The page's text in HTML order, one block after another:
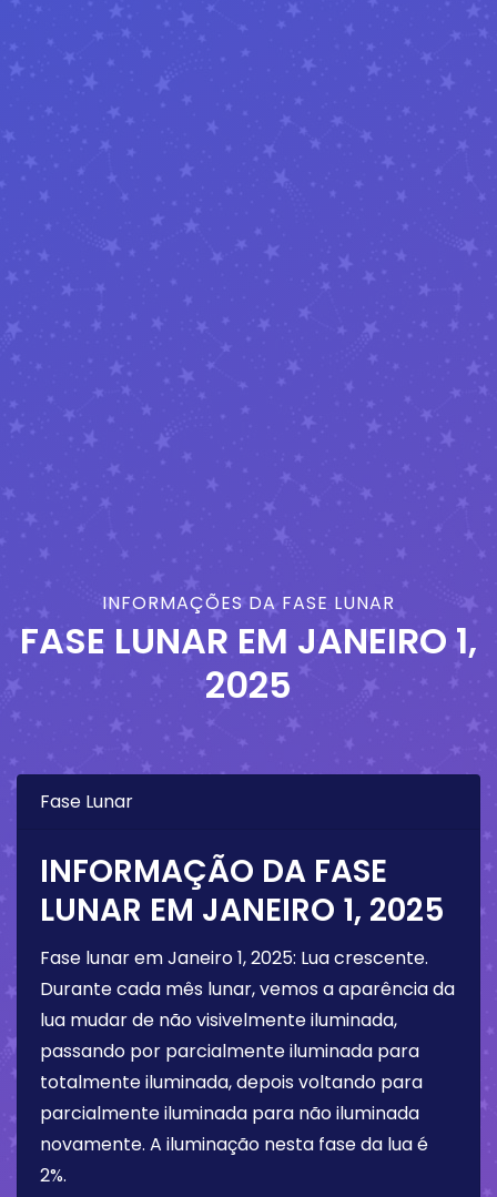
INFORMAÇÕES DA FASE LUNAR
FASE LUNAR EM JANEIRO 1,
2025
Fase Lunar
INFORMAÇÃO DA FASE
LUNAR EM JANEIRO 1, 2025
Fase lunar emJaneiro 1, 2025: Lua crescente.
Durante cada mês lunar, vemos a aparência da
lua mudar de não visivelmente iluminada,
passando por parcialmente iluminada para
totalmente iluminada, depois voltando para
parcialmente iluminada para não iluminada
novamente. A iluminação nesta fase da lua é
2%.